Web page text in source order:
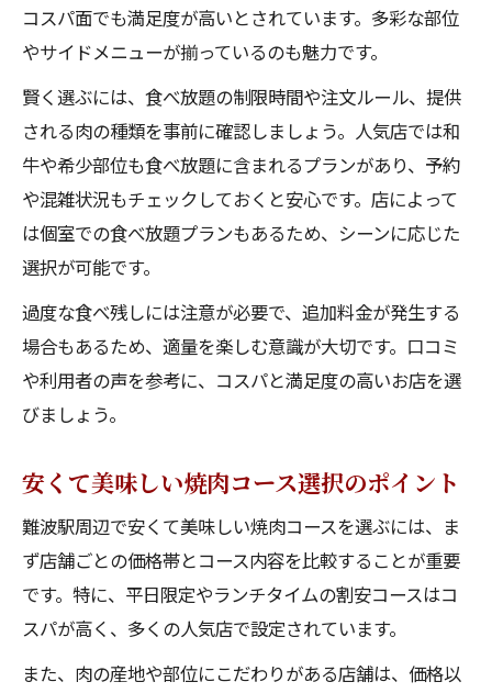
コスパ面でも満足度が高いとされています。多彩な部位
やサイドメニューが揃っているのも魅力です。
賢く選ぶには、食べ放題の制限時間や注文ルール、提供
される肉の種類を事前に確認しましょう。人気店では和
牛や希少部位も食べ放題に含まれるプランがあり、予約
や混雑状況もチェックしておくと安心です。店によって
は個室での食べ放題プランもあるため、シーンに応じた
選択が可能です。
過度な食べ残しには注意が必要で、追加料金が発生する
場合もあるため、適量を楽しむ意識が大切です。口コミ
や利用者の声を参考に、コスパと満足度の高いお店を選
びましょう。
安くて美味しい焼肉コース選択のポイント
難波駅周辺で安くて美味しい焼肉コースを選ぶには、ま
ず店舗ごとの価格帯とコース内容を比較することが重要
です。特に、平日限定やランチタイムの割安コースはコ
スパが高く、多くの人気店で設定されています。
また、肉の産地や部位にこだわりがある店舗は、価格以